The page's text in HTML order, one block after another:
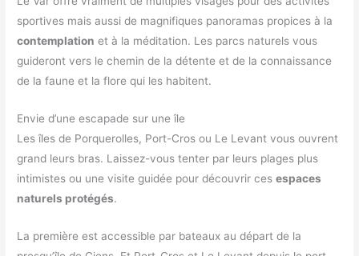
sportives mais aussi de magnifiques panoramas propices à la
contemplation et à la méditation. Les parcs naturels vous
guideront vers le chemin de la détente et de la connaissance
de la faune et la flore qui les habitent.
Envie d’une escapade sur une île
Les îles de Porquerolles, Port-Cros ou Le Levant vous ouvrent
grand leurs bras. Laissez-vous tenter par leurs plages plus
intimistes ou une visite guidée pour découvrir cesespaces
naturels protégés.
La première est accessible par bateaux au départ de la